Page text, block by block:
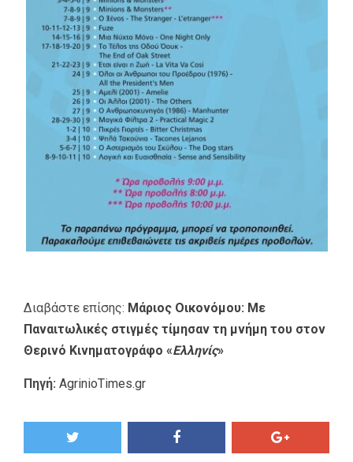
Διαβάστε επίσης: Μάριος Οικονόμου: Με
Παναιτωλικές στιγμές τίμησαν τη μνήμη του στον
Θερινό Κινηματογράφο «Ελληνίς»
Πηγή: AgrinioTimes.gr